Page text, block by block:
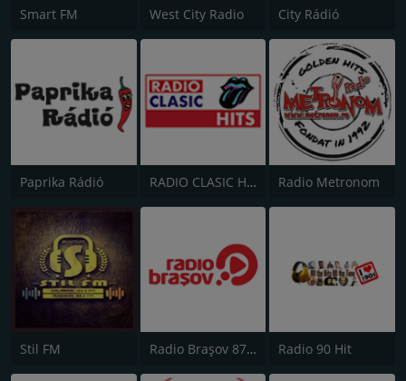
Smart FM West City Radio City Rádió
Paprika Rádió RADIO CLASIC HITS Radio Metronom
Stil FM Radio Brașov 87.8 Radio 90 Hit